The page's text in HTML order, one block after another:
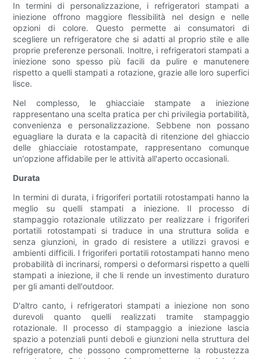
In termini di personalizzazione, i refrigeratori stampati a
iniezione offrono maggiore flessibilità nel design e nelle
opzioni di colore. Questo permette ai consumatori di
scegliere un refrigeratore che si adatti al proprio stile e alle
proprie preferenze personali. Inoltre, i refrigeratori stampati a
iniezione sono spesso più facili da pulire e manutenere
rispetto a quelli stampati a rotazione, grazie alle loro superfici
lisce.
Nel complesso, le ghiacciaie stampate a iniezione
rappresentano una scelta pratica per chi privilegia portabilità,
convenienza e personalizzazione. Sebbene non possano
eguagliare la durata e la capacità di ritenzione del ghiaccio
delle ghiacciaie rotostampate, rappresentano comunque
un'opzione affidabile per le attività all'aperto occasionali.
Durata
In termini di durata, i frigoriferi portatili rotostampati hanno la
meglio su quelli stampati a iniezione. Il processo di
stampaggio rotazionale utilizzato per realizzare i frigoriferi
portatili rotostampati si traduce in una struttura solida e
senza giunzioni, in grado di resistere a utilizzi gravosi e
ambienti difficili. I frigoriferi portatili rotostampati hanno meno
probabilità di incrinarsi, rompersi o deformarsi rispetto a quelli
stampati a iniezione, il che li rende un investimento duraturo
per gli amanti dell'outdoor.
D'altro canto, i refrigeratori stampati a iniezione non sono
durevoli quanto quelli realizzati tramite stampaggio
rotazionale. Il processo di stampaggio a iniezione lascia
spazio a potenziali punti deboli e giunzioni nella struttura del
refrigeratore, che possono comprometterne la robustezza